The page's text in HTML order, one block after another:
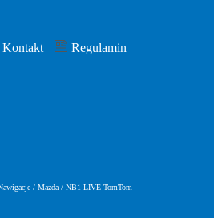
Kontakt Regulamin
/ Mazda / NB1 LIVE TomTom